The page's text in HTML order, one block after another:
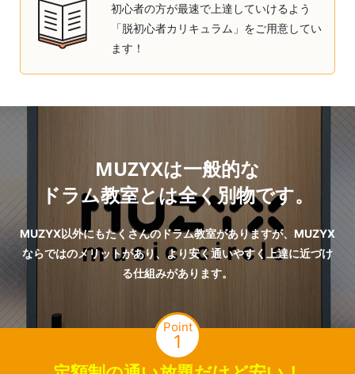
初心者の方が最速で上達していけるよう
「脱初心者カリキュラム」をご用意してい
ます！
MUZYXは一般的な
ドラム教室とは全く別物です。
MUZYX以外にもたくさんのドラム教室がありますが、MUZYX
ならではのメリットがあり、より安く通いやすく上達に近づけ
る仕組みがあります。
Point
1